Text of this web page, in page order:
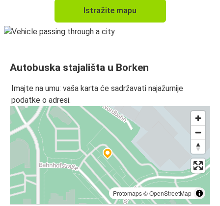
Istražite mapu
Autobuska stajališta u Borken
Imajte na umu: vaša karta će sadržavati najažurnije
podatke o adresi.
Protomaps©OpenStreetMap